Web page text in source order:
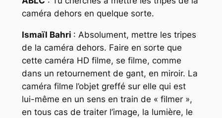
caméra dehors en quelque sorte.
Ismaïl Bahri : Absolument, mettre les tripes
de la caméra dehors. Faire en sorte que
cette caméra HD filme, se filme, comme
dans un retournement de gant, en miroir. La
caméra filme l’objet greffé sur elle qui est
lui-même en un sens en train de « filmer »,
en tous cas de traiter l’image, la lumière, le